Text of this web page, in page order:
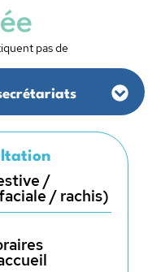
pas de
/
/ rachis)